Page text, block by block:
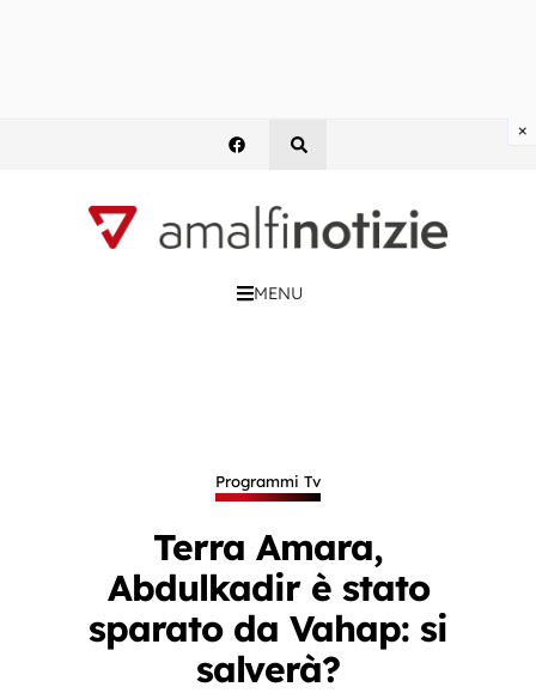
MENU
Programmi Tv
Terra Amara,
Abdulkadir è stato
sparato da Vahap: si
salverà?
×